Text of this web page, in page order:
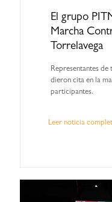
El grupo
Marcha
Torrelavega
Representantes de
dieron cita en la
participantes.
Leer noticia